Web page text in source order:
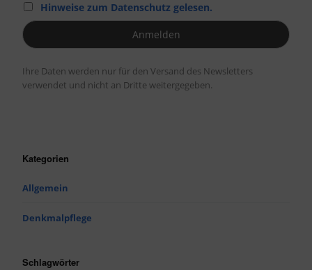
Hinweise zum Datenschutz gelesen.
Ihre Daten werden nur für den Versand des Newsletters
verwendet und nicht an Dritte weitergegeben.
Kategorien
Allgemein
Denkmalpflege
Schlagwörter